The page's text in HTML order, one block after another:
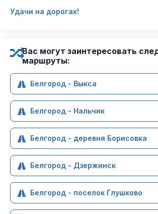
Удачи на дорогах!
Вас могут заинтересовать
маршруты:
Белгород - Выкса
Белгород - Нальчик
Белгород - деревня Борисовка
Белгород - Дзержинск
Белгород - поселок Глушково